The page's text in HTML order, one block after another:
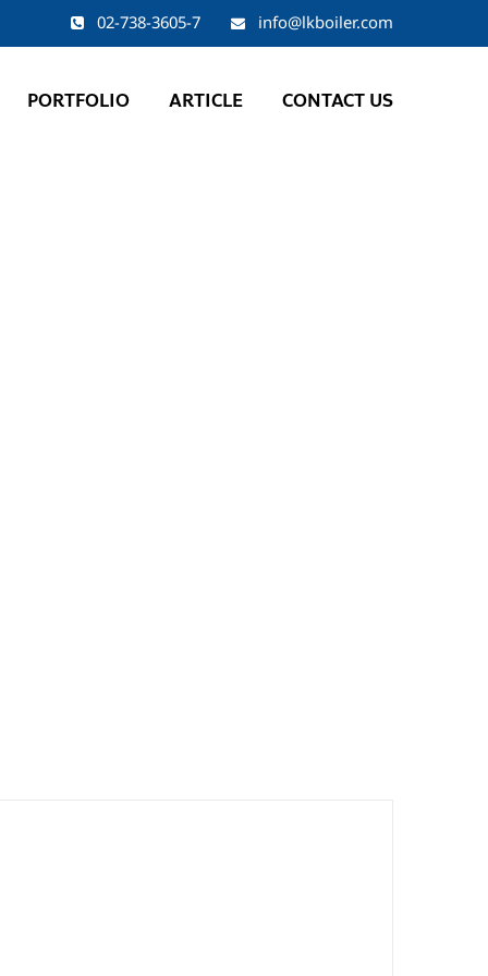
02-738-3605-7 info@lkboiler.com
PORTFOLIO ARTICLE CONTACT US